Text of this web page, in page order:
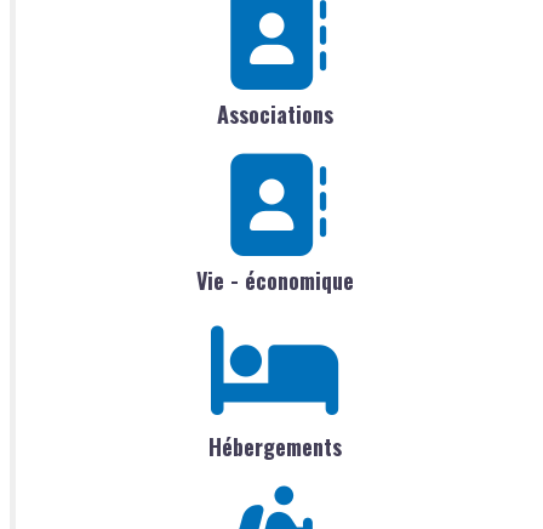
Associations
Vie - économique
Hébergements